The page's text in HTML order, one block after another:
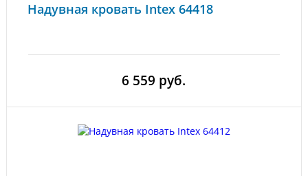
Надувная кровать Intex 64418
6 559 руб.